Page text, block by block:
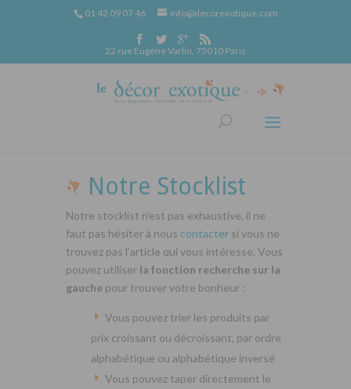
01 42 09 07 46 info@decorexotique.com
22 rue Eugène Varlin, 75010 Paris
Notre Stocklist
Notre stocklist n’est pas exhaustive, il ne
faut pas hésiter à nous contacter si vous ne
trouvez pas l’article qui vous intéresse. Vous
pouvez utiliser la fonction recherche sur la
gauche pour trouver votre bonheur :
Vous pouvez trier les produits par
prix croissant ou décroissant, par ordre
alphabétique ou alphabétique inversé
Vous pouvez taper directement le